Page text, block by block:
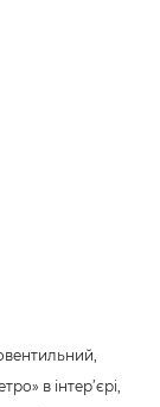
в інтер’єрі,